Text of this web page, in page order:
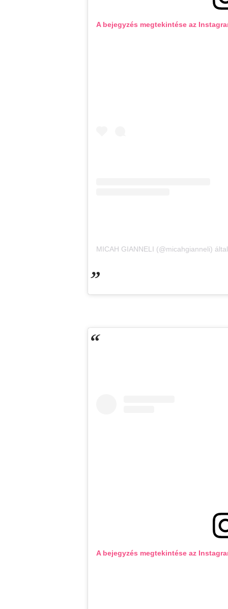
A bejegyzés megtekintése az
MICAH GIANNELI (@micahgianneli)
A bejegyzés megtekintése az